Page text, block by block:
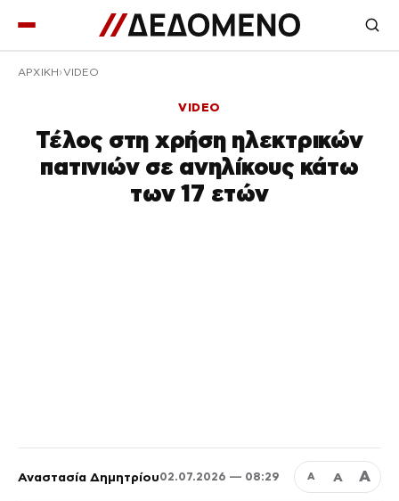
ΑΡΧΙΚΉ VIDEO
VIDEO
Τέλος στη χρήση ηλεκτρικών
πατινιών σε ανηλίκους κάτω
των 17 ετών
Αναστασία Δημητρίου02.07.2026 — 08:29 Α Α Α